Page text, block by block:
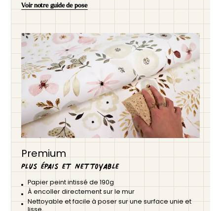
Voir notre guide de pose
Premium
Plus épais et nettoyable
Papier peint intissé de 190g
À encoller directement sur le mur
Nettoyable et facile à poser sur une surface unie et
lisse.